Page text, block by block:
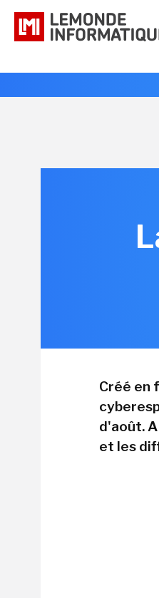
Créé en
d'août.
et les